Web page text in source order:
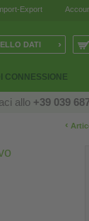
Export
CONNESSIONE
DATI ›
allo +39 039
‹